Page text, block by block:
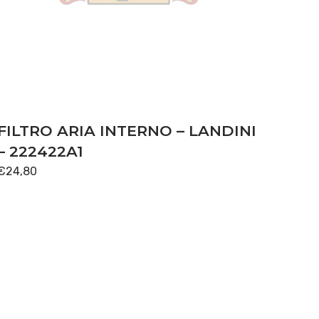
ARIA INTERNO – LANDINI
222422A1
24,80